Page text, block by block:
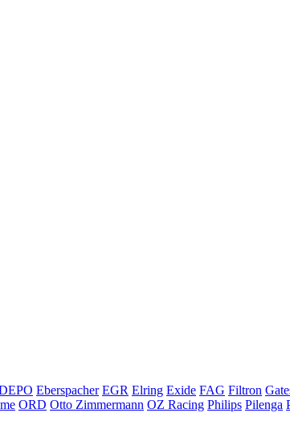
Eberspacher EGR Elring Exide FAG Filtron
ORD Otto Zimmermann OZ Racing Philips Pilenga